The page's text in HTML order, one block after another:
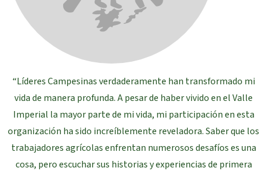
“Líderes Campesinas verdaderamente han transformado mi
vida de manera profunda. A pesar de haber vivido en el Valle
Imperial la mayor parte de mi vida, mi participación en esta
organización ha sido increíblemente reveladora. Saber que los
trabajadores agrícolas enfrentan numerosos desafíos es una
cosa, pero escuchar sus historias y experiencias de primera